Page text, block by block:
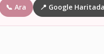
📞 Ara 📍 Google